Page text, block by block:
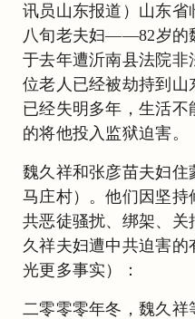
讯员山东报道）山东
八旬老夫妇——82岁的
于去年遭沂南县法院
位老人已经被劫持到山
已经失明多年，生活不
的将他投入监狱迫害。
魏久祥和张彦苗夫妇
马庄村）。他们因坚持
共恶徒骚扰、绑架、关
久祥夫妇遭中共迫害
光更多事实）：
二零零零年冬，魏久